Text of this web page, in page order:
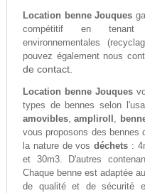
Location benne Jouques
compétitif en tenant
environnementales
pouvez également nous
de contact.
Location benne Jouques
types de bennes selon
amovibles,ampliroll ,
vous proposons des bennes
la nature de vosdéchets :
et 30m3. D'autres
Chaque benne est adaptée
de qualité et de sécurité